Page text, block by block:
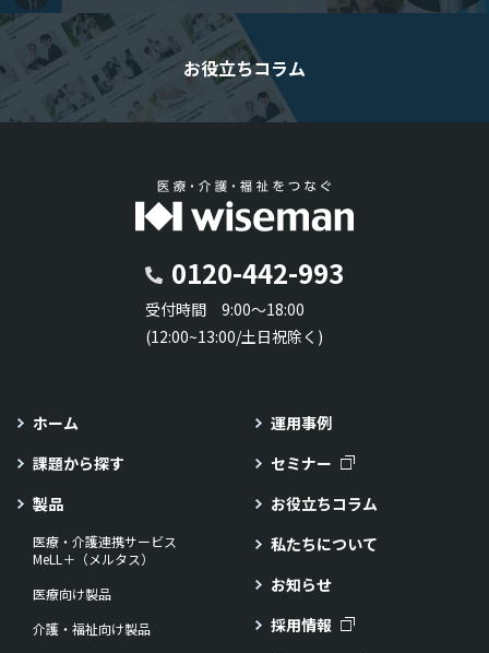
お役立ちコラム
0120-442-993
受付時間 9:00～18:00
(12:00~13:00/土日祝除く)
ホーム
課題から探す
製品
医療・介護連携サービス
MeLL＋（メルタス）
医療向け製品
介護・福祉向け製品
運用事例
セミナー
お役立ちコラム
私たちについて
お知らせ
採用情報